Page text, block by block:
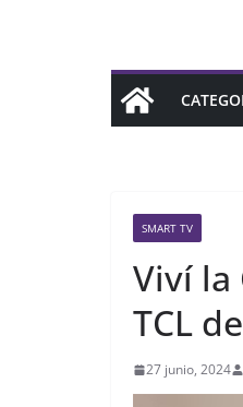
SMART TV
Viví la
TCL
27 junio, 2024